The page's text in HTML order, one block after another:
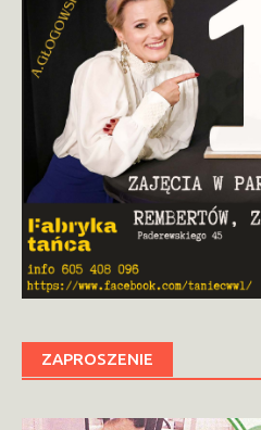
ZAPROSZENIE